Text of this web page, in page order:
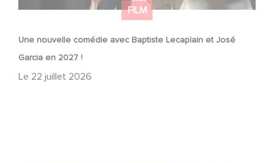
FILM
Une nouvelle comédie avec Baptiste Lecaplain et José
Garcia en 2027 !
Le 22 juillet 2026